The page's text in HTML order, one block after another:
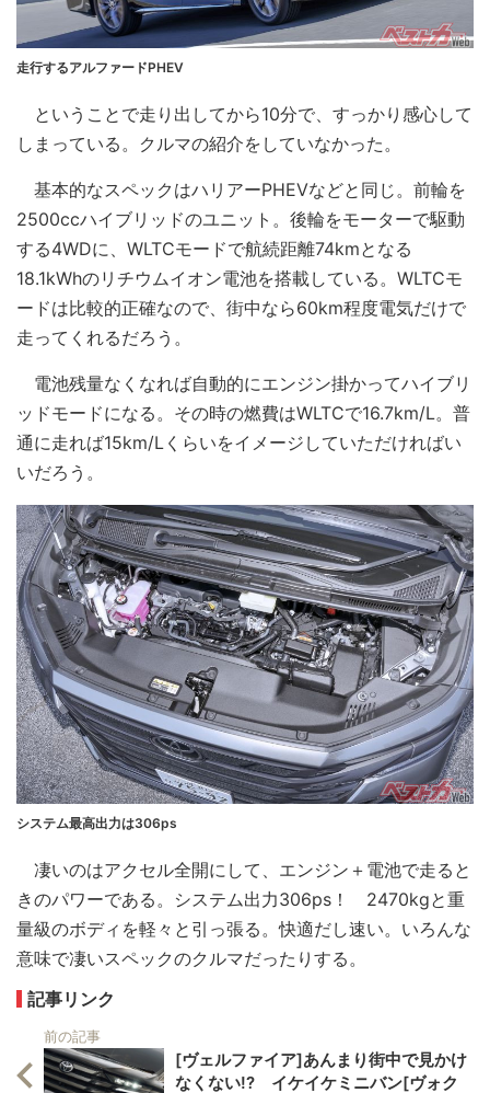
走行するアルファードPHEV
ということで走り出してから10分で、すっかり感心して
しまっている。クルマの紹介をしていなかった。
基本的なスペックはハリアーPHEVなどと同じ。前輪を
2500ccハイブリッドのユニット。後輪をモーターで駆動
する4WDに、WLTCモードで航続距離74kmとなる
18.1kWhのリチウムイオン電池を搭載している。WLTCモ
ードは比較的正確なので、街中なら60km程度電気だけで
走ってくれるだろう。
電池残量なくなれば自動的にエンジン掛かってハイブリ
ッドモードになる。その時の燃費はWLTCで16.7km/L。普
通に走れば15km/Lくらいをイメージしていただければい
いだろう。
システム最高出力は306ps
凄いのはアクセル全開にして、エンジン＋電池で走ると
きのパワーである。システム出力306ps！ 2470kgと重
量級のボディを軽々と引っ張る。快適だし速い。いろんな
意味で凄いスペックのクルマだったりする。
記事リンク
前の記事
[ヴェルファイア]あんまり街中で見かけ
なくない!? イケイケミニバン[ヴォク